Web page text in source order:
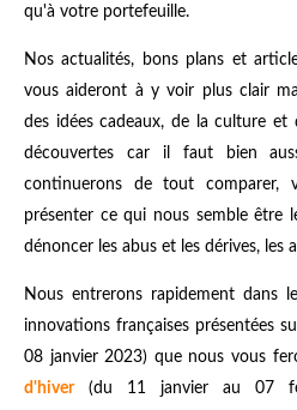
qu'à votre portefeuille.
Nos actualités, bons plans et
vous aideront à y voir plus clair
des idées cadeaux, de la culture et
découvertes car il faut bien
continuerons de tout comparer,
présenter ce qui nous semble être
dénoncer les abus et les dérives, les
Nous entrerons rapidement dans
innovations françaises présentées
08 janvier 2023) que nous vous
d'hiver(du 11 janvier au 07